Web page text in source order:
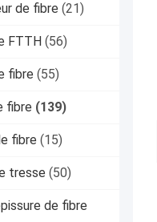
de fibre (21)
FTTH (56)
fibre (55)
fibre (139)
fibre (15)
tresse (50)
de fibre